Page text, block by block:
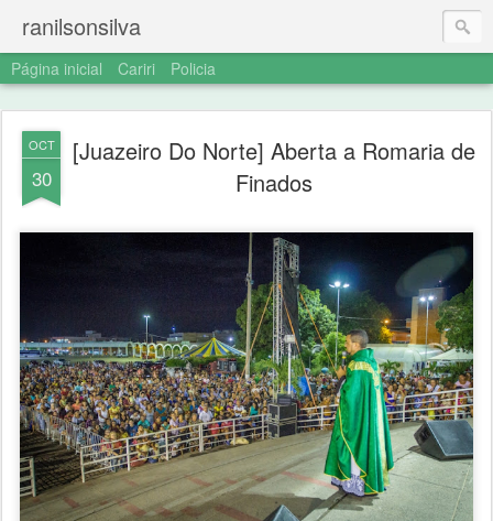
ranilsonsilva
Página inicial Cariri Policia
OCT
30
[Juazeiro Do Norte] Aberta a Romaria de
Finados